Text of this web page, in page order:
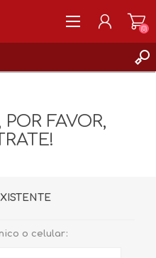
(0)
FAVOR,
o celular: